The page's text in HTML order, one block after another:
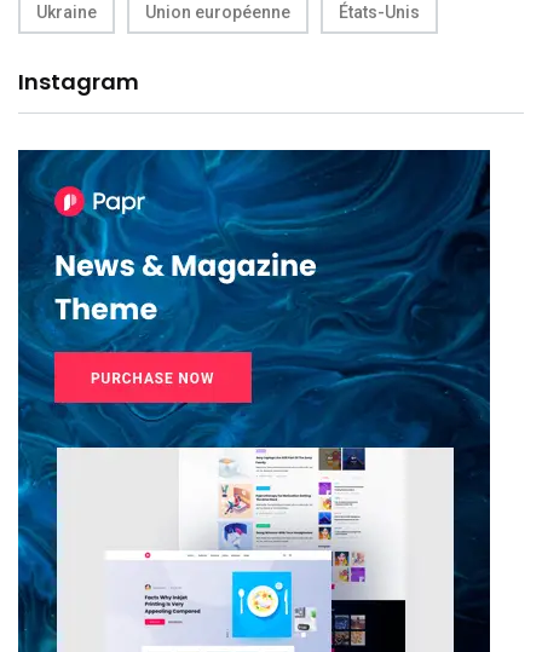
Ukraine Union européenne États-Unis
Instagram